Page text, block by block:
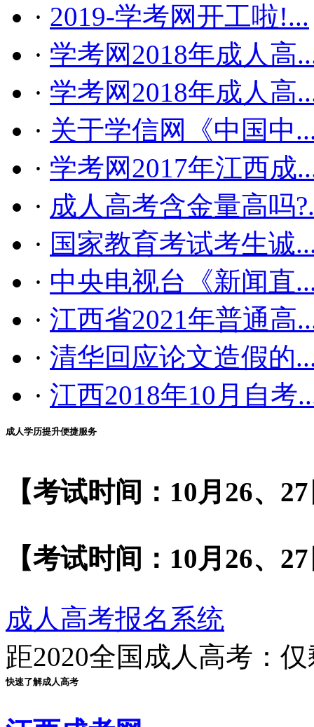
· 2019-学考网开工啦!...
· 学考网2018年成人高
· 学考网2018年成人高
· 关于学信网《中国中
· 学考网2017年江西成
· 成人高考含金量高吗
· 国家教育考试考生诚
· 中央电视台《新闻直
· 江西省2021年普通高
· 清华回应论文造假的
· 江西2018年10月自考
成人学历提升便捷服务
【考试时间：10月26、
【考试时间：10月26、
成人高考报名系统
距2020全国成人高考 ：
快速了解成人高考